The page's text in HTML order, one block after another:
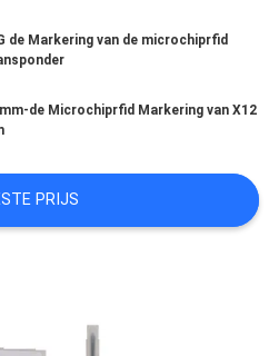
de Markering van de microchiprfid
de Microchiprfid Markering van X12
PRIJS